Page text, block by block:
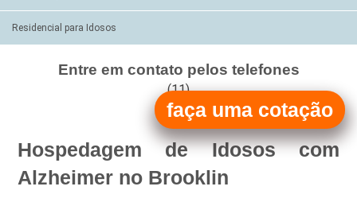
Residencial para Idosos
Entre em contato pelos telefones
(11)
(11)
Hospedagem de Idosos com
Alzheimer no Brooklin
faça uma cotação